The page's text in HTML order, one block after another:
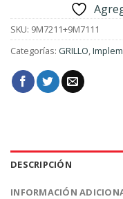
SKU: 9M7211+9M7111
Categorías: GRILLO,
DESCRIPCIÓN
INFORMACIÓN